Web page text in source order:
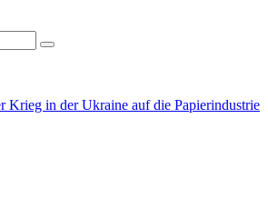
Krieg in der Ukraine auf die Papierindustrie